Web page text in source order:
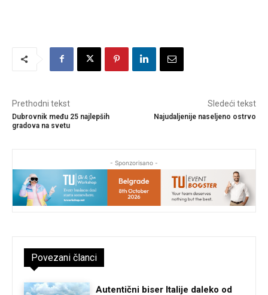
Prethodni tekst
Dubrovnik među 25 najlepših
gradova na svetu
Sledeći tekst
Najudaljenije naseljeno ostrvo
- Sponzorisano -
Povezani članci
Autentični biser Italije daleko od